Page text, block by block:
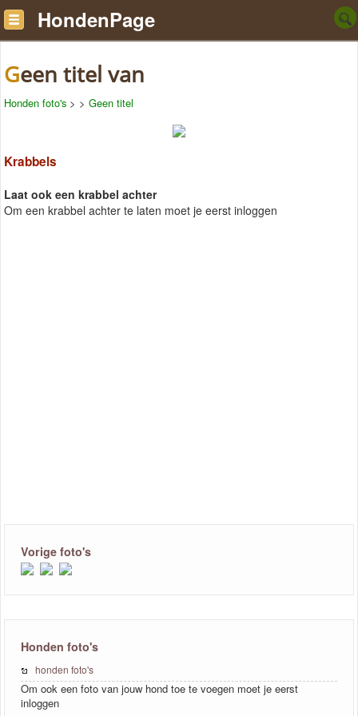
HondenPage
Geen titel van
Honden foto's > > Geen titel
Krabbels
Laat ook een krabbel achter
Om een krabbel achter te laten moet je eerst inloggen
Vorige foto's
Honden foto's
honden foto's
Om ook een foto van jouw hond toe te voegen moet je eerst
inloggen